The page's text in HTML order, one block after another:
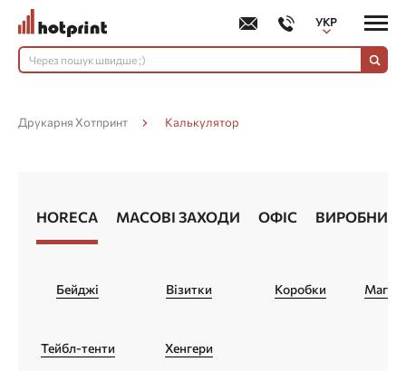
УКР
РУС
Друкарня Хотпринт Калькулятор
HORECA МАСОВІ ЗАХОДИ ОФІС
Бейджі Візитки Коробки
Тейбл-тенти Хенгери